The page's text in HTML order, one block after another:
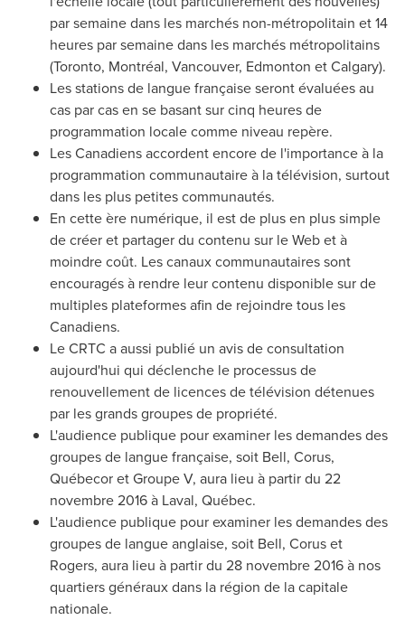
par semaine dans les marchés non-métropolitain et 14
heures par semaine dans les marchés métropolitains
(Toronto, Montréal, Vancouver, Edmonton etCalgary).
Les stations de langue française seront évaluées au
cas par cas en se basant sur cinq heures de
programmation locale comme niveau repère.
Les Canadiens accordent encore de l'importance à la
programmation communautaire à la télévision, surtout
dans les plus petites communautés.
En cette ère numérique, il est de plus en plus simple
de créer et partager du contenu sur le Web et à
moindre coût. Les canaux communautaires sont
encouragés à rendre leur contenu disponible sur de
multiples plateformes afin de rejoindre tous les
Canadiens.
Le CRTC a aussi publié un avis de consultation
aujourd'hui qui déclenche le processus de
renouvellement de licences de télévision détenues
par les grands groupes de propriété.
L'audience publique pour examiner les demandes des
groupes de langue française, soit Bell, Corus,
Québecor et Groupe V, aura lieu à partir du 22
novembre 2016 à Laval, Québec.
L'audience publique pour examiner les demandes des
groupes de langue anglaise, soit Bell, Corus et
Rogers, aura lieu à partir du 28 novembre 2016 à nos
quartiers généraux dans la région de la capitale
nationale.